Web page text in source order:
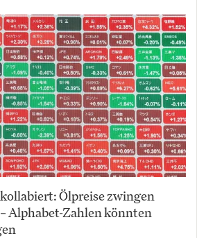
Ölpreise zwingen
Alphabet-Zahlen könnten